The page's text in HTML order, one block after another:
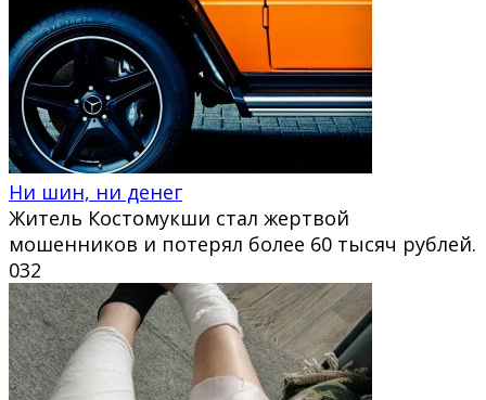
Ни шин, ни денег
Житель Костомукши стал жертвой
мошенников и потерял более 60 тысяч рублей.
032